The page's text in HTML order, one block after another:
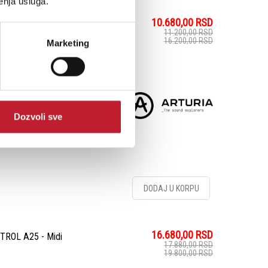
Marketing
Dozvoli sve
10.680,00 RSD
11.200,00RSD
16.200,00RSD
kontrole,
DODAJ U KORPU
A25 - Midi
16.680,00 RSD
17.880,00RSD
19.800,00RSD